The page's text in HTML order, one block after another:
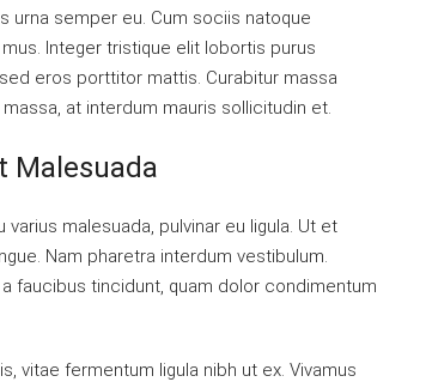
urna semper eu. Cum sociis natoque
Integer tristique elit lobortis purus
eros porttitor mattis. Curabitur massa
at interdum mauris sollicitudin et.
Malesuada
malesuada, pulvinar eu ligula. Ut et
Nam pharetra interdum vestibulum.
faucibus tincidunt, quam dolor condimentum
vitae fermentum ligula nibh ut ex. Vivamus